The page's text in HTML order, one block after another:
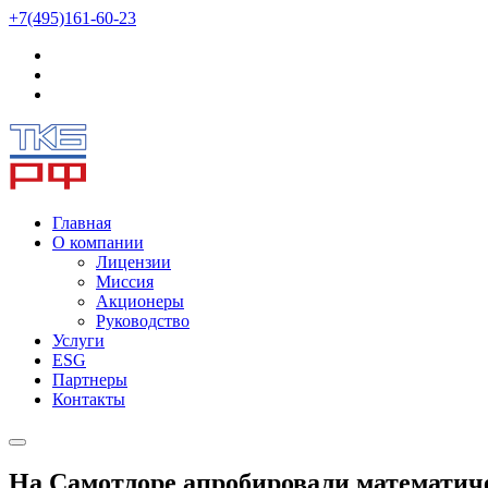
+7(495)161-60-23
Главная
О компании
Лицензии
Миссия
Акционеры
Руководство
Услуги
ESG
Партнеры
Контакты